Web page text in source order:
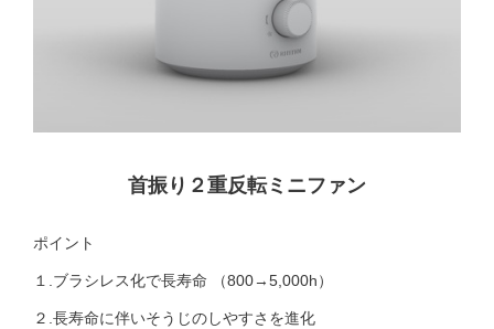
首振り２重反転ミニファン
ポイント
１.ブラシレス化で⾧寿命 （800→5,000h）
２.⾧寿命に伴いそうじのしやすさを進化